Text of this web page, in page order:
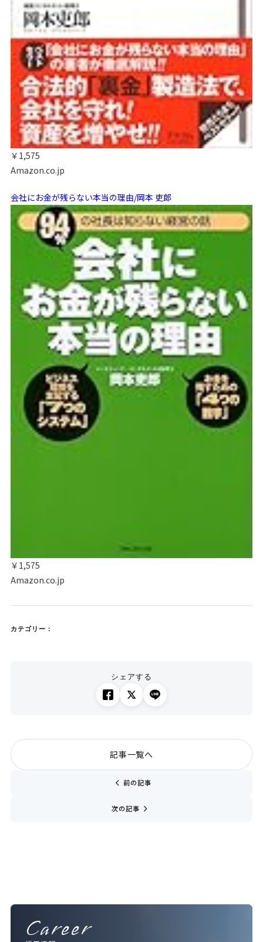
￥1,575
Amazon.co.jp
会社にお金が残らない本当の理由/岡本 吏郎
￥1,575
Amazon.co.jp
カテゴリー：
シェアする
chevron_left 前の記事
記事一覧へ
次の記事 navigate_next
Career